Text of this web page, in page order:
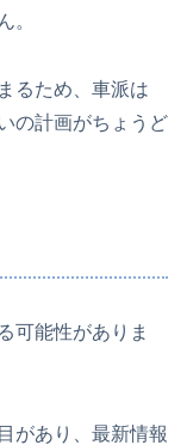
。
るため、車派は
の計画がちょうど
可能性がありま
があり、最新情報